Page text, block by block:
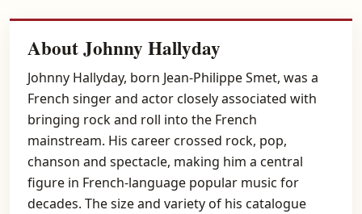
About Johnny Hallyday
Johnny Hallyday, born Jean-Philippe Smet, was a
French singer and actor closely associated with
bringing rock and roll into the French
mainstream. His career crossed rock, pop,
chanson and spectacle, making him a central
figure in French-language popular music for
decades. The size and variety of his catalogue